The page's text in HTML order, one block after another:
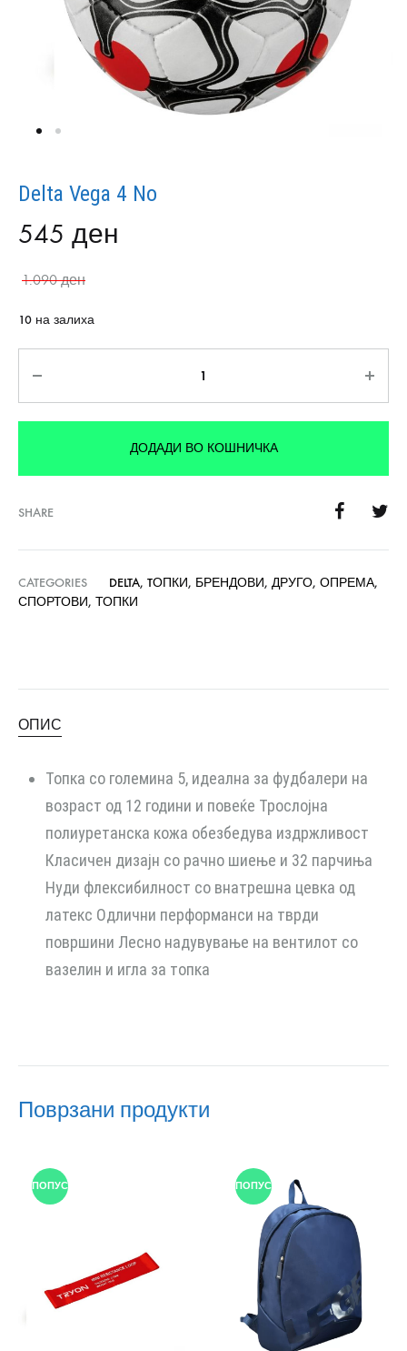
Delta Vega 4 No
545 ден
1.090ден
10 на залиха
ДОДАДИ ВО КОШНИЧКА
SHARE
CATEGORIES DELTA, TОПКИ, БРЕНДОВИ, ДРУГО, ОПРЕМА,
СПОРТОВИ, ТОПКИ
ОПИС
Топка со големина 5, идеална за фудбалери на
возраст од 12 години и повеќе Трослојна
полиуретанска кожа обезбедува издржливост
Класичен дизајн со рачно шиење и 32 парчиња
Нуди флексибилност со внатрешна цевка од
латекс Одлични перформанси на тврди
површини Лесно надувување на вентилот со
вазелин и игла за топка
Поврзани продукти
ПОПУСТ ПОПУСТ